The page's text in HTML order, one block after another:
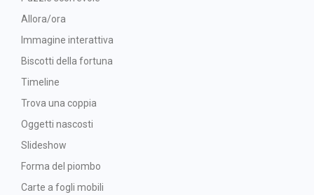
Allora/ora
Immagine interattiva
Biscotti della fortuna
Timeline
Trova una coppia
Oggetti nascosti
Slideshow
Forma del piombo
Carte a fogli mobili